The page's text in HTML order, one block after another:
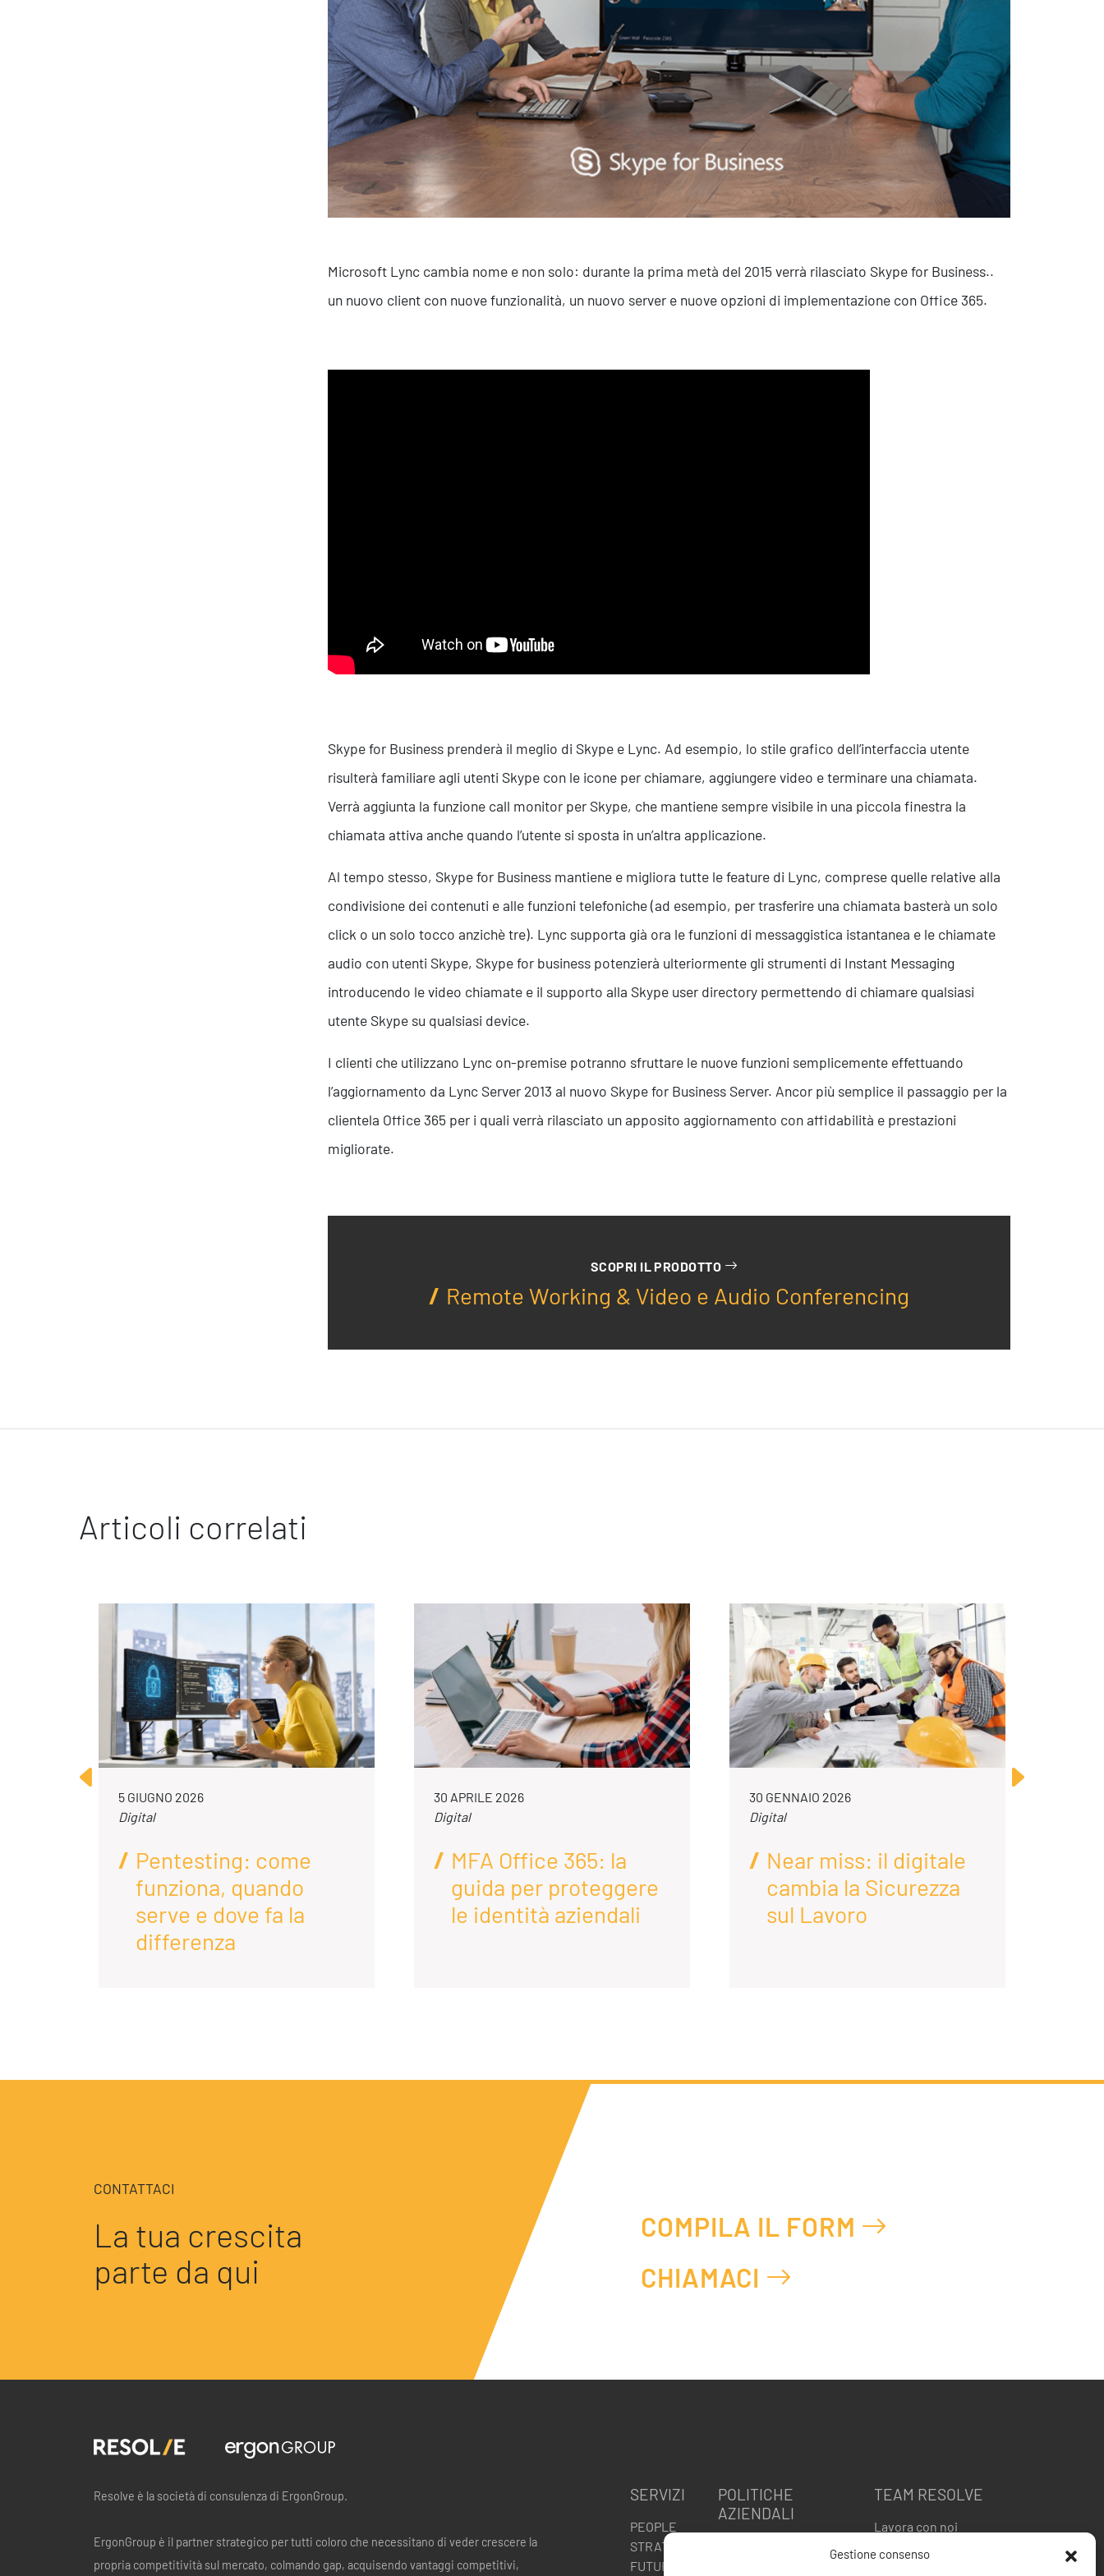
Gestione consenso
About Resolve Servizi Eventi
Remote Working & Video e Audio Conferencing
Business Intelligence, Analitiche e Intelligenza
Project Management
Finanza & Gestione Economica
Risk Management
Sistemi di Gestione
Microsoft Lync cambia nome e non solo: durante la prima metà del 2015 verrà rilasciato Skype for Business..
un nuovo client con nuove funzionalità, un nuovo server e nuove opzioni di implementazione con Office 365.
Skype for Business prenderà il meglio di Skype e Lync. Ad esempio, lo stile grafico dell’interfaccia utente
risulterà familiare agli utenti Skype con le icone per chiamare, aggiungere video e terminare una chiamata.
Verrà aggiunta la funzione call monitor per Skype, che mantiene sempre visibile in una piccola finestra la
chiamata attiva anche quando l’utente si sposta in un’altra applicazione.
Al tempo stesso, Skype for Business mantiene e migliora tutte le feature di Lync, comprese quelle relative alla
condivisione dei contenuti e alle funzioni telefoniche (ad esempio, per trasferire una chiamata basterà un solo
click o un solo tocco anzichè tre). Lync supporta già ora le funzioni di messaggistica istantanea e le chiamate
audio con utenti Skype, Skype for business potenzierà ulteriormente gli strumenti di Instant Messaging
introducendo le video chiamate e il supporto alla Skype user directory permettendo di chiamare qualsiasi
utente Skype su qualsiasi device.
I clienti che utilizzano Lync on-premise potranno sfruttare le nuove funzioni semplicemente effettuando
l’aggiornamento da Lync Server 2013 al nuovo Skype for Business Server. Ancor più semplice il passaggio per la
clientela Office 365 per i quali verrà rilasciato un apposito aggiornamento con affidabilità e prestazioni
migliorate.
SCOPRI IL PRODOTTO
Remote Working & Video e Audio Conferencing
Articoli correlati
5 GIUGNO 2026
Digital
Pentesting: come
funziona, quando
serve e dove fa la
differenza
30 APRILE 2026
Digital
MFA Office 365: la
guida per proteggere
le identità aziendali
30 GENNAIO 2026
Digital
Near miss: il digitale
cambia la Sicurezza
sul Lavoro
CONTATTACI
La tua crescita
parte da qui
COMPILA IL FORM
CHIAMACI
Resolve è la società di consulenza di ErgonGroup.
ErgonGroup è il partner strategico per tutti coloro che necessitano di veder crescere la
propria competitività sul mercato, colmando gap, acquisendo vantaggi competitivi,
SERVIZI
PEOPLE
STRATEGY
FUTURE
POLITICHE
AZIENDALI
TEAM RESOLVE
Lavora con noi